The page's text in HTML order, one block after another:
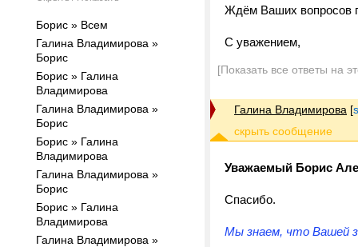
Борис » Всем
Галина Владимирова »
Борис
Борис » Галина
Владимирова
Галина Владимирова »
Борис
Борис » Галина
Владимирова
Галина Владимирова »
Борис
Борис » Галина
Владимирова
Галина Владимирова »
Ждём Ваших вопросов
С уважением,
[Показать все ответы на
Галина Владимирова [
Уважаемый Борис
Спасибо.
Мы знаем, что Вашей